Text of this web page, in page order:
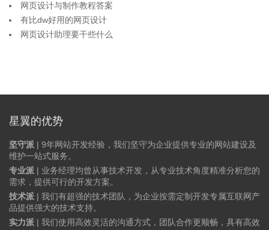
网页设计与制作教程答案
有比dw好用的网页设计
网页设计助理要干些什么
星翼的优势
坚守派 | 9年网站开发经验，我们坚守为企业提供专业的网站建设及
维护一站式服务。
专业派 | 业务经理均曾从事技术开发，从专业技术角度精准分析您的
需求，提供可行的开发方案。
技术派 | 我们有超强的技术团队，为企业按需定制开发专属互联网产
品提供强大的技术支持。
实力派 | 我们使用高效灵活的沟通方式，团队合作更顺畅，具有高效